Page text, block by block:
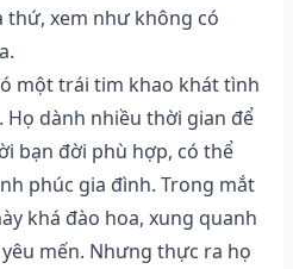
thứ, xem như không có
một trái tim khao khát tình
dành nhiều thời gian để
bạn đời phù hợp, có thể
phúc gia đình. Trong mắt
khá đào hoa, xung quanh
mến. Nhưng thực ra họ